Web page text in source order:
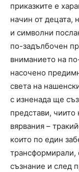
приказките е
начин от децата,
и символни
по-задълбочен
вниманието на
насочено
света на
с изненада ще
представи, чиито
вярвания –
които по един
трансформирали,
съзнание и след